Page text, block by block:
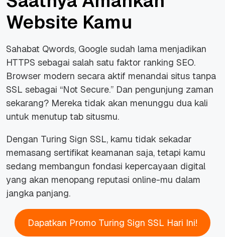
Website Kamu
Sahabat Qwords, Google sudah lama menjadikan
HTTPS sebagai salah satu faktor ranking SEO.
Browser modern secara aktif menandai situs tanpa
SSL sebagai “Not Secure.” Dan pengunjung zaman
sekarang? Mereka tidak akan menunggu dua kali
untuk menutup tab situsmu.
Dengan Turing Sign SSL, kamu tidak sekadar
memasang sertifikat keamanan saja, tetapi kamu
sedang membangun fondasi kepercayaan digital
yang akan menopang reputasi online-mu dalam
jangka panjang.
Dapatkan Promo Turing Sign SSL Hari Ini!